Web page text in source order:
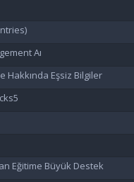
Aı
Hakkında Eşsiz Bilgiler
Eğitime Büyük Destek